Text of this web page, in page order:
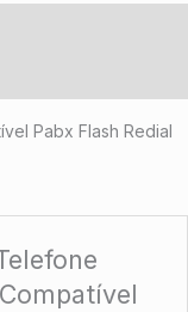
Pabx Flash Redial